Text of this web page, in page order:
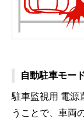
自動駐車モー
駐車監視用 電源
うことで、車両